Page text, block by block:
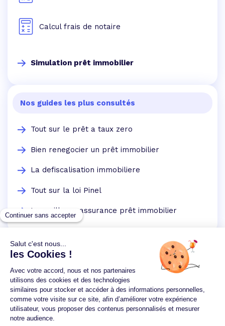
Calcul frais de notaire
Simulation prêt immobilier
Nos guides les plus consultés
Tout sur le prêt a taux zero
Bien renegocier un prêt immobilier
La defiscalisation immobiliere
Tout sur la loi Pinel
La meilleure assurance prêt immobilier
Un crédit vous engage et doit être remboursé.
Vérifiez vos capacités de remboursement avant de
vous engager.